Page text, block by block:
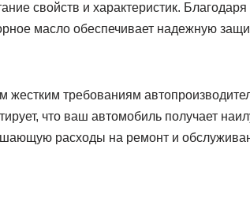
свойств и характеристик. Благодаря
масло обеспечивает надежную
жестким требованиям
что ваш автомобиль получает
расходы на ремонт и